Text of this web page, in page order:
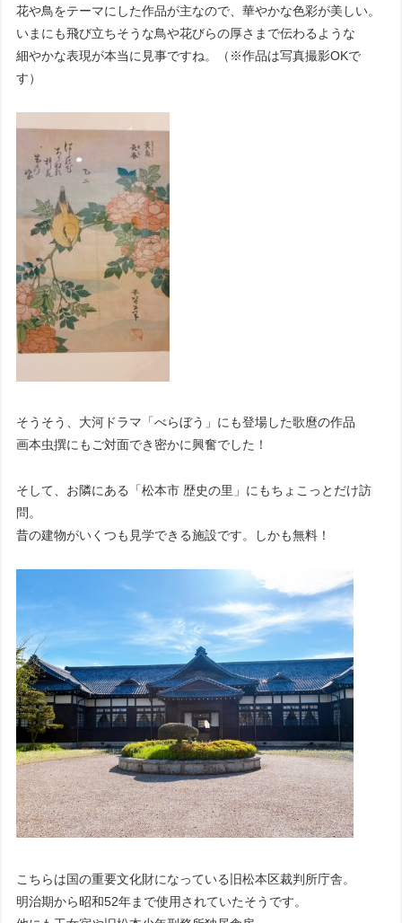
花や鳥をテーマにした作品が主なので、華やかな色彩が美しい。
いまにも飛び立ちそうな鳥や花びらの厚さまで伝わるような
細やかな表現が本当に見事ですね。（※作品は写真撮影OKで
す）
そうそう、大河ドラマ「べらぼう」にも登場した歌麿の作品
画本虫撰にもご対面でき密かに興奮でした！
そして、お隣にある「松本市 歴史の里」にもちょこっとだけ訪
問。
昔の建物がいくつも見学できる施設です。しかも無料！
こちらは国の重要文化財になっている旧松本区裁判所庁舎。
明治期から昭和52年まで使用されていたそうです。